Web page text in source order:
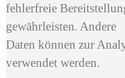
fehlerfreie
gewährleisten. Andere
Daten können zur
verwendet werden.